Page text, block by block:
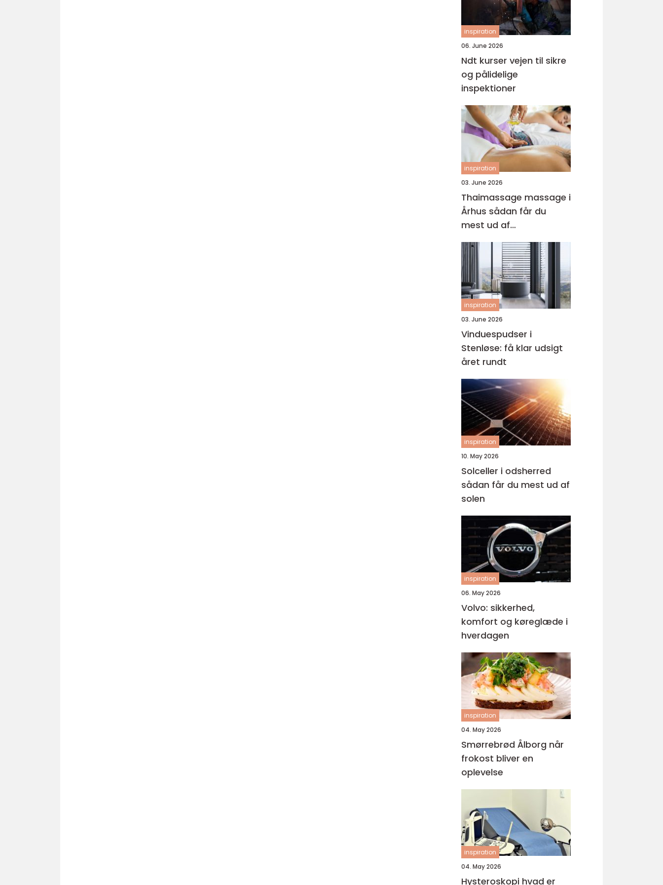
inspiration
06. June 2026
Ndt kurser vejen til sikre
og pålidelige
inspektioner
inspiration
03. June 2026
Thaimassage massage i
Århus sådan får du
mest ud af
behandlingen
inspiration
03. June 2026
Vinduespudser i
Stenløse: få klar udsigt
året rundt
inspiration
10. May 2026
Solceller i odsherred
sådan får du mest ud af
solen
inspiration
06. May 2026
Volvo: sikkerhed,
komfort og køreglæde i
hverdagen
inspiration
04. May 2026
Smørrebrød Ålborg når
frokost bliver en
oplevelse
inspiration
04. May 2026
Hysteroskopi hvad er